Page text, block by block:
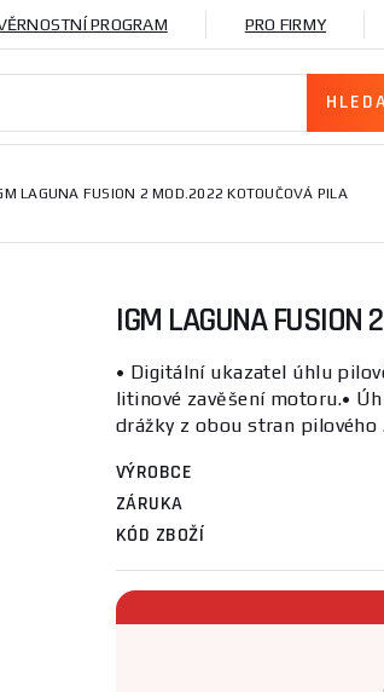
PROGRAM PRO FIRMY
LAGUNA FUSION 2 MOD.2022 KOTOUČOVÁ PILA
IGM LAGUNA FUSION
• Digitální ukazatel úhlu
litinové zavěšení motoru.•
drážky z obou stran pilového
VÝROBCE
ZÁRUKA
KÓD ZBOŽÍ